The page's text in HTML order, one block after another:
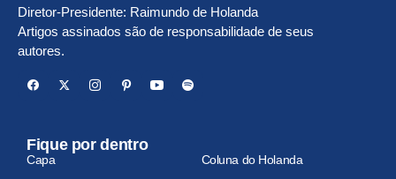
Diretor-Presidente: Raimundo de Holanda
Artigos assinados são de responsabilidade de seus
autores.
Fique por dentro
Capa
Coluna do Holanda